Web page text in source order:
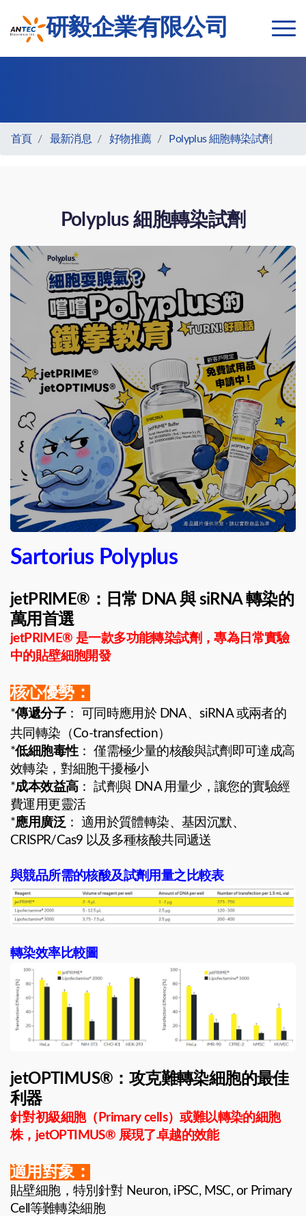
研毅企業有限公司
首頁 最新消息 好物推薦 Polyplus 細胞轉染試劑
Polyplus 細胞轉染試劑
Sartorius Polyplus
jetPRIME®：日常 DNA 與 siRNA 轉染的
萬用首選
jetPRIME® 是一款多功能轉染試劑，專為日常實驗
中的貼壁細胞開發
核心優勢：
*傳遞分子： 可同時應用於 DNA、siRNA 或兩者的
共同轉染（Co-transfection）
*低細胞毒性： 僅需極少量的核酸與試劑即可達成高
效轉染，對細胞干擾極小
*成本效益高 ： 試劑與 DNA 用量少，讓您的實驗經
費運用更靈活
*應用廣泛 ： 適用於質體轉染、基因沉默、
CRISPR/Cas9 以及多種核酸共同遞送
與競品所需的核酸及試劑用量之比較表
轉染效率比較圖
jetOPTIMUS®：攻克難轉染細胞的最佳
利器
針對初級細胞（Primary cells）或難以轉染的細胞
株，jetOPTIMUS® 展現了卓越的效能
適用對象：
貼壁細胞，特別針對 Neuron, iPSC, MSC, or Primary
Cell等難轉染細胞